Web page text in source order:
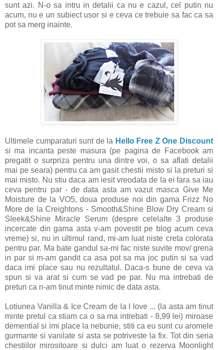
sunt azi. N-o sa intru in detalii ca nu e cazul, cel putin nu
acum, nu e un subiect usor si e ceva ce trebuie sa fac ca sa
pot sa merg inainte.
Ultimele cumparaturi sunt de la Hello Free Z One Discount
si ma incanta peste masura (pe pagina de Facebook am
pregatit o surpriza pentru una dintre voi, o sa aflati detalii
mai pe seara) pentru ca am gasit chestii misto si la preturi si
mai misto. Nu stiu daca am iesit vreodata de la ei fara sa iau
ceva pentru par - de data asta am vazut masca Give Me
Moisture de la VO5, doua produse noi din gama Frizz No
More de la Creightons - Smooth&Shine Blow Dry Cream si
Sleek&Shine Miracle Serum (despre celelalte 3 produse
incercate din gama asta v-am povestit pe blog acum ceva
vreme) si, nu in ultimul rand, mi-am luat niste creta colorata
pentru par. Ma bate gandul sa-mi fac niste suvite mov/ grena
in par si m-am gandit ca asa pot sa ma joc putin si sa vad
daca imi place sau nu rezultatul. Daca-s bune de ceva va
spun si va arat si cum se vad pe par. Nu ma intrebati de
preturi ca n-am tinut minte nimic de data asta.
Lotiunea Vanilla & Ice Cream de la I love ... (la asta am tinut
minte pretul ca stiam ca o sa ma intrebati - 8,99 lei) miroase
demential si imi place la nebunie, stiti ca eu sunt cu aromele
gurmante si vanilate si asta se potriveste la fix. Tot din seria
chestiilor mirositoare si dulci am luat o rezerva Moonlight